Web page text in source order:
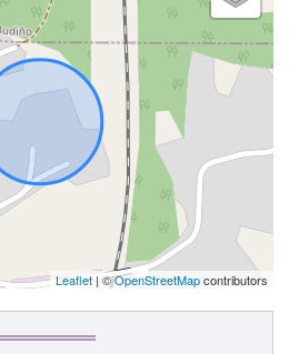
Leaflet| ©OpenStreetMapcontributors